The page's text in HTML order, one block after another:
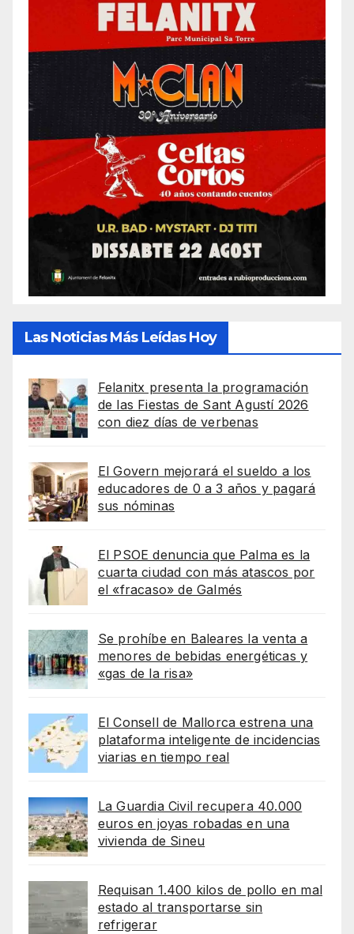
Las Noticias Más Leídas Hoy
Felanitx presenta la programación
de las Fiestas de Sant Agustí 2026
con diez días de verbenas
El Govern mejorará el sueldo a los
educadores de 0 a 3 años y pagará
sus nóminas
El PSOE denuncia que Palma es la
cuarta ciudad con más atascos por
el «fracaso» de Galmés
Se prohíbe en Baleares la venta a
menores de bebidas energéticas y
«gas de la risa»
El Consell de Mallorca estrena una
plataforma inteligente de incidencias
viarias en tiempo real
La Guardia Civil recupera 40.000
euros en joyas robadas en una
vivienda de Sineu
Requisan 1.400 kilos de pollo en mal
estado al transportarse sin
refrigerar